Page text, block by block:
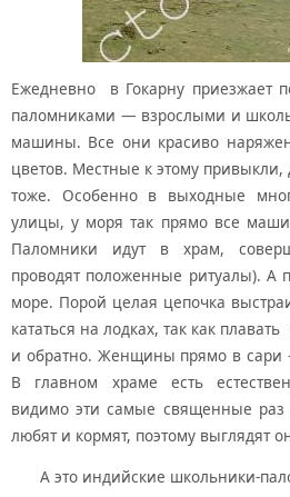
Ежедневно в Гокарну приезжает
паломниками — взрослыми и
машины. Все они красиво
цветов. Местные к этому
тоже. Особенно в выходные
улицы, у моря так прямо все
Паломники идут в храм,
проводят положенные ритуалы). А
море. Порой целая цепочка
кататься на лодках, так как
и обратно. Женщины прямо в
В главном храме есть
видимо эти самые священные
любят и кормят, поэтому выглядят
А это индийские школьники-